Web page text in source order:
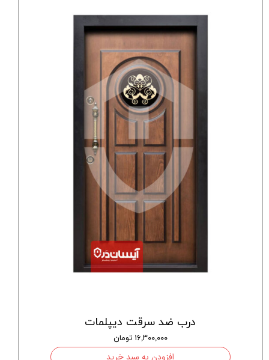
درب ضد سرقت دیپلمات
۱۶,۳۰۰,۰۰۰ تومان
افزودن به سبد خرید